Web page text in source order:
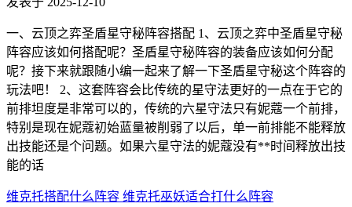
一、云顶之弈圣盾星守秘阵容搭配 1、云顶之弈中圣盾星守秘
阵容应该如何搭配呢？圣盾星守秘阵容的装备应该如何分配
呢？接下来就跟随小编一起来了解一下圣盾星守秘这个阵容的
玩法吧！ 2、这套阵容会比传统的星守法更好的一点在于它的
前排坦度是非常可以的，传统的六星守法只有妮蔻一个前排，
特别是现在妮蔻初始蓝量被削弱了以后，单一前排能不能释放
出技能还是个问题。如果六星守法的妮蔻没有**时间释放出技
能的话
维克托搭配什么阵容 维克托巫妖适合打什么阵容